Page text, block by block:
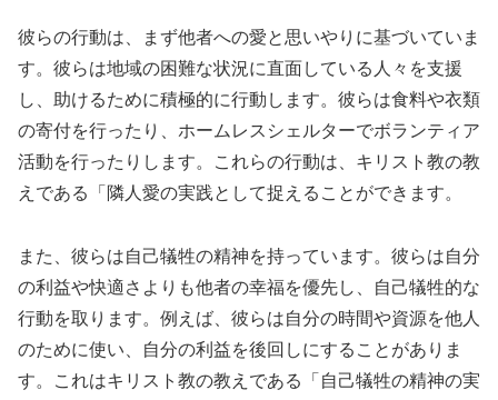
彼らの行動は、まず他者への愛と思いやりに基づいていま
す。彼らは地域の困難な状況に直面している人々を支援
し、助けるために積極的に行動します。彼らは食料や衣類
の寄付を行ったり、ホームレスシェルターでボランティア
活動を行ったりします。これらの行動は、キリスト教の教
えである「隣人愛の実践として捉えることができます。
また、彼らは自己犠牲の精神を持っています。彼らは自分
の利益や快適さよりも他者の幸福を優先し、自己犠牲的な
行動を取ります。例えば、彼らは自分の時間や資源を他人
のために使い、自分の利益を後回しにすることがありま
す。これはキリスト教の教えである「自己犠牲の精神の実